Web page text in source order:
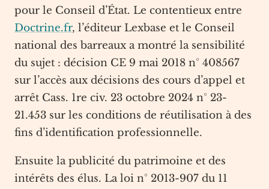
pour le Conseil d’État. Le contentieux entre
Doctrine.fr, l’éditeur Lexbase et le Conseil
national des barreaux a montré la sensibilité
du sujet : décision CE 9 mai 2018 n° 408567
sur l’accès aux décisions des cours d’appel et
arrêt Cass. 1re civ. 23 octobre 2024 n° 23-
21.453 sur les conditions de réutilisation à des
fins d’identification professionnelle.
Ensuite la publicité du patrimoine et des
intérêts des élus. La loi n° 2013-907 du 11